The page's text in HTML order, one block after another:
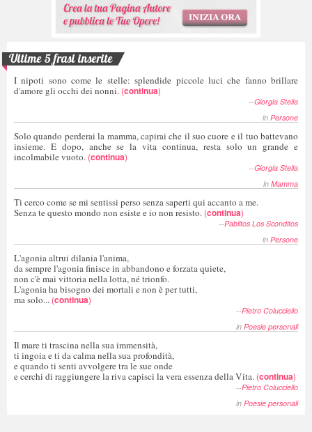
Ultime 5 frasi inserite
I nipoti sono come le stelle: splendide piccole luci che fanno brillare
d'amore gli occhi dei nonni. (continua)
--Giorgia Stella
in Persone
Solo quando perderai la mamma, capirai che il suo cuore e il tuo battevano
insieme. E dopo, anche se la vita continua, resta solo un grande e
incolmabile vuoto. (continua)
--Giorgia Stella
in Mamma
Ti cerco come se mi sentissi perso senza saperti qui accanto a me.
Senza te questo mondo non esiste e io non resisto. (continua)
--Pablitos Los Sconditos
in Persone
L'agonia altrui dilania l'anima,
da sempre l'agonia finisce in abbandono e forzata quiete,
non c'è mai vittoria nella lotta, né trionfo.
L'agonia ha bisogno dei mortali e non è per tutti,
ma solo... (continua)
--Pietro Colucciello
in Poesie personali
Il mare ti trascina nella sua immensità,
ti ingoia e ti da calma nella sua profondità,
e quando ti senti avvolgere tra le sue onde
e cerchi di raggiungere la riva capisci la vera essenza della Vita. (continua)
--Pietro Colucciello
in Poesie personali